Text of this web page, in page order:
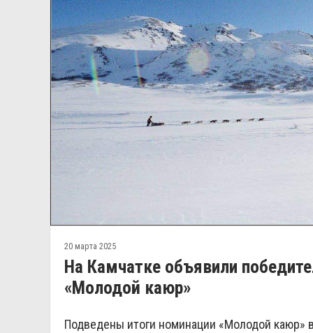
20 марта 2025
На Камчатке объявили
«Молодой каюр»
Подведены итоги номинации «Молодой каюр»